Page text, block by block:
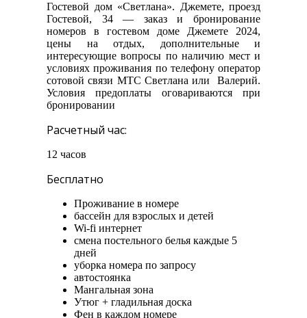
Гостевой дом «Светлана». Джемете, проезд
Гостевой, 34 — заказ и бронирование
номеров в гостевом доме Джемете 2024,
цены на отдых, дополнительные и
интересующие вопросы по наличию мест и
условиях проживания по телефону оператор
сотовой связи МТС Светлана или Валерий.
Условия предоплаты оговариваются при
бронировании
Расчетный час:
12 часов
Бесплатно
Проживание в номере
бассейн для взрослых и детей
Wi-fi интернет
смена постельного белья каждые 5
дней
уборка номера по запросу
автостоянка
Мангальная зона
Утюг + гладильная доска
Фен в каждом номере